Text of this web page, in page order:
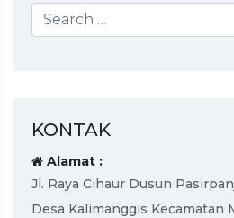
KONTAK
Alamat :
Jl. Raya Cihaur Dusun
Desa Kalimanggis Kecamatan